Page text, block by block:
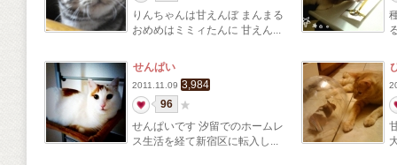
りんちゃんは甘えんぼ まんまる
おめめはミミィたんに 甘えん...
せんぱい
2011.11.09 3,984
96
せんぱいです 汐留でのホームレ
ス生活を経て新宿区に転入し...